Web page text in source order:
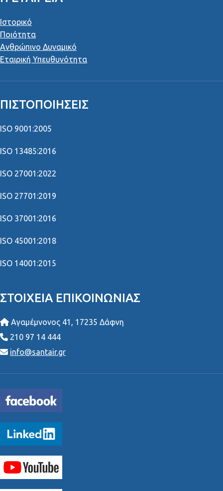
Ιστορικό
Ποιότητα
Ανθρώπινο Δυναμικό
Εταιρική Υπευθυνότητα
ΠΙΣΤΟΠΟΙΉΣΕΙΣ
ISO 9001:2005
ISO 13485:2016
ISO 27001:2022
ISO 27701:2019
ISO 37001:2016
ISO 45001:2018
ISO 14001:2015
ΣΤΟΙΧΕΊΑ ΕΠΙΚΟΙΝΩΝΊΑΣ
Αγαμέμνονος 41, 17235 Δάφνη
210 97 14 444
info@santair.gr